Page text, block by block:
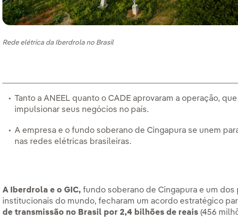
Rede elétrica da Iberdrola no Brasil
Tanto a ANEEL quanto o CADE aprovaram a operação,
impulsionar seus negócios no país.
A empresa e o fundo soberano de Cingapura se unem
nas redes elétricas brasileiras.
A Iberdrola e o GIC, fundo soberano de Cingapura e um
institucionais do mundo, fecharam um acordo estratégico
de transmissão no Brasil por 2,4 bilhões de reais (456